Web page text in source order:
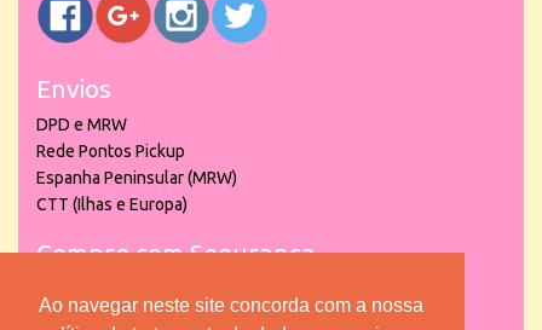
Ao navegar neste site concorda com a nossa
Envios
DPD e MRW
Rede Pontos Pickup
Espanha Peninsular (MRW)
CTT (Ilhas e Europa)
Compre com Segurança